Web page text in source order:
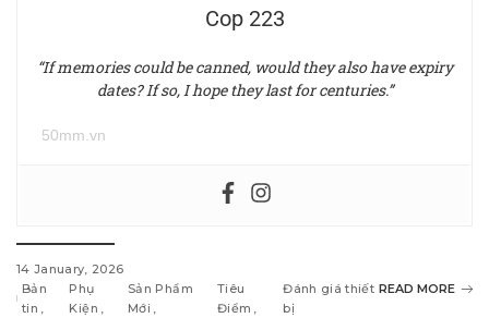
Cop 223
“If memories could be canned, would they also have expiry
dates? If so, I hope they last for centuries.”
50mm.vn
14 January, 2026
Bản
tin
Phụ
Kiện
Sản Phẩm
Mới
Tiêu
Điểm
Đánh giá thiết
bị
READ MORE